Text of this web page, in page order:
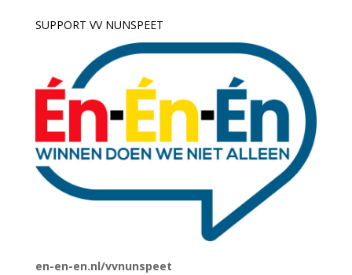
SUPPORT VV NUNSPEET
en-en-en.nl/vvnunspeet